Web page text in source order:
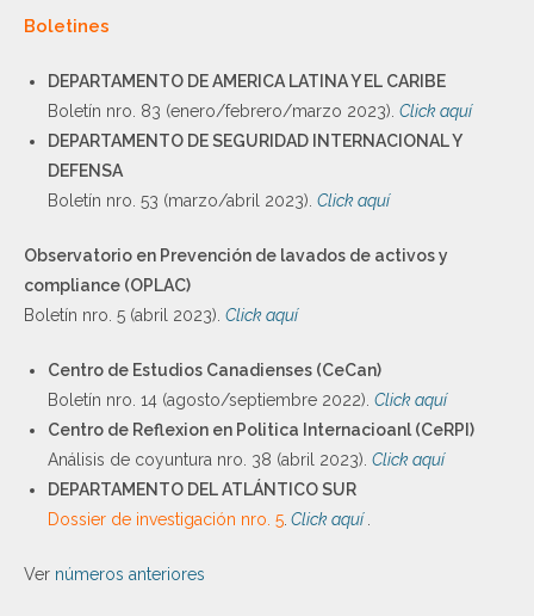
Boletines
DEPARTAMENTO DE AMERICA LATINA Y EL CARIBE
Boletín nro. 83 (enero/febrero/marzo 2023). Click aquí
DEPARTAMENTO DE SEGURIDAD INTERNACIONAL Y
DEFENSA
Boletín nro. 53 (marzo/abril 2023). Click aquí
Observatorio en Prevención de lavados de activos y
compliance (OPLAC)
Boletín nro. 5 (abril 2023). Click aquí
Centro de Estudios Canadienses (CeCan)
Boletín nro. 14 (agosto/septiembre 2022). Click aquí
Centro de Reflexion en Politica Internacioanl (CeRPI)
Análisis de coyuntura nro. 38 (abril 2023). Click aquí
DEPARTAMENTO DEL ATLÁNTICO SUR
Dossier de investigación nro. 5 Click aquí
Ver números anteriores